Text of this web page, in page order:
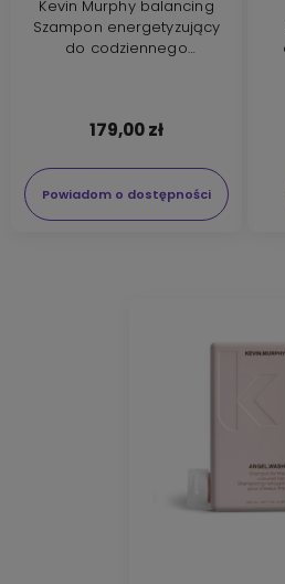
Kevin Murphy balancing
Szampon energetyzujący
do codziennego
179,00 zł
Powiadom o dostępności